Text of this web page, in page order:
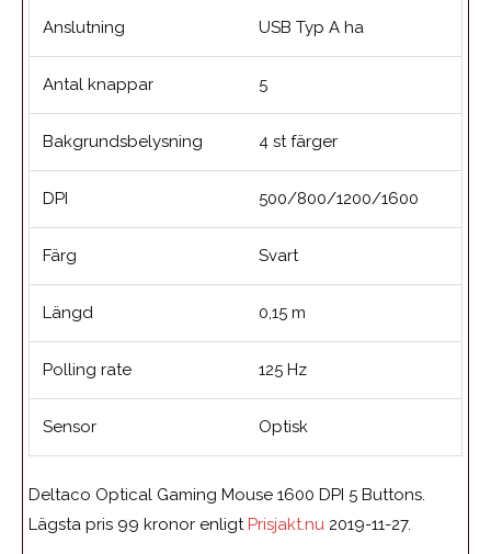
Anslutning USB Typ A ha
Antal knappar 5
Bakgrundsbelysning 4 st färger
DPI 500/800/1200/1600
Färg Svart
Längd 0,15 m
Polling rate 125 Hz
Sensor Optisk
Deltaco Optical Gaming Mouse 1600 DPI 5 Buttons.
Lägsta pris 99 kronor enligt Prisjakt.nu 2019-11-27.